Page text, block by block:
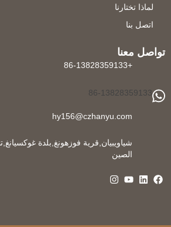
لماذا تختارنا
اتصل بنا
تواصل معنا
+86-13828359133
86-13828359133
hy156@czhanyu.com
شياويبيان,قرية فوزهونغ,بلدة
الصين